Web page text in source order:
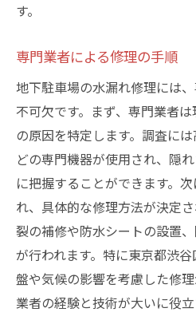
す。
専門業者による修理の手順
地下駐車場の水漏れ修理には
不可欠です。まず、専門業者
の原因を特定します。調査に
どの専門機器が使用され、隠
に把握することができます。
れ、具体的な修理方法が決定
裂の補修や防水シートの設置
が行われます。特に東京都渋
盤や気候の影響を考慮した修
業者の経験と技術が大いに役